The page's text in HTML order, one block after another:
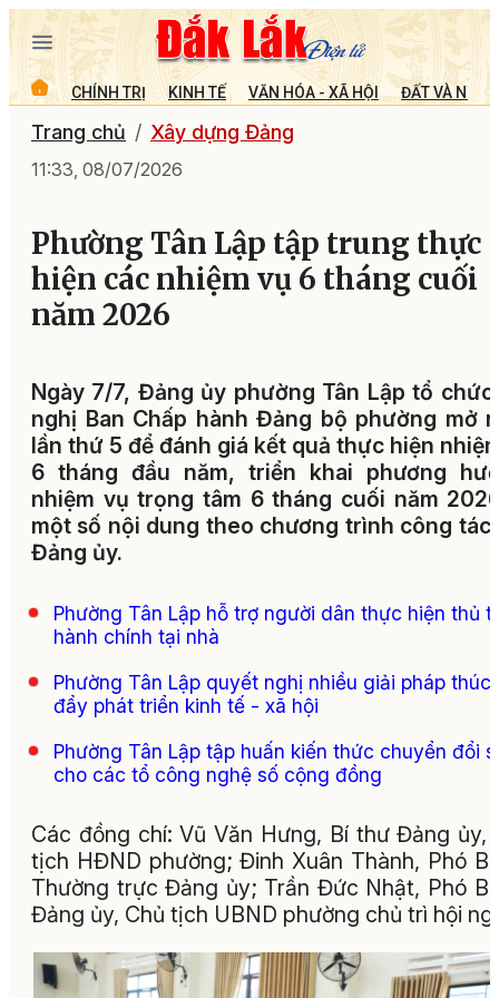
CHÍNH TRỊ KINH TẾ VĂN HÓA - XÃ HỘI ĐẤT VÀ
Trang chủ Xây dựng Đảng
11:33, 08/07/2026
Phường Tân Lập tập trung thực
hiện các nhiệm vụ 6 tháng cuối
năm 2026
Ngày 7/7, Đảng ủy phường Tân Lập tổ chức
nghị Ban Chấp hành Đảng bộ phường mở
lần thứ 5 để đánh giá kết quả thực hiện
6 tháng đầu năm, triển khai phương
nhiệm vụ trọng tâm 6 tháng cuối năm
một số nội dung theo chương trình công tác
Đảng ủy.
Phường Tân Lập hỗ trợ người dân thực hiện thủ
hành chính tại nhà
Phường Tân Lập quyết nghị nhiều giải pháp thúc
đẩy phát triển kinh tế - xã hội
Phường Tân Lập tập huấn kiến thức chuyển đổi
cho các tổ công nghệ số cộng đồng
Các đồng chí: Vũ Văn Hưng, Bí thư Đảng ủy,
tịch HĐND phường; Đinh Xuân Thành, Phó
Thường trực Đảng ủy; Trần Đức Nhật, Phó
Đảng ủy, Chủ tịch UBND phường chủ trì hội